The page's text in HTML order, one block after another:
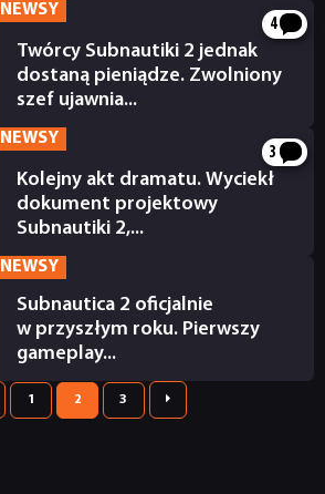
NEWSY
4
Twórcy Subnautiki 2 jednak
dostaną pieniądze. Zwolniony
szef ujawnia...
NEWSY
3
Kolejny akt dramatu. Wyciekł
dokument projektowy
Subnautiki 2,...
NEWSY
Subnautica 2 oficjalnie
w przyszłym roku. Pierwszy
gameplay...
1 2 3 